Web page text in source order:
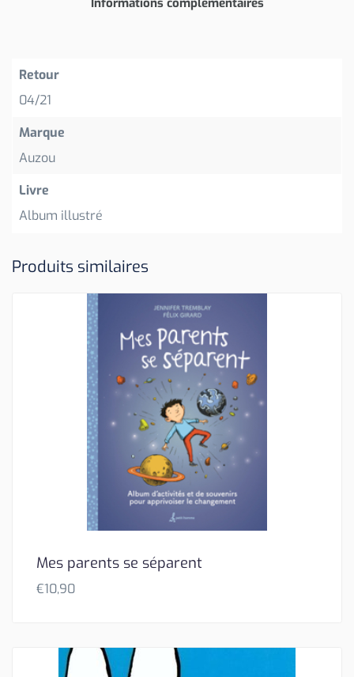
Retour
04/21
Marque
Auzou
Livre
Album illustré
Produits similaires
Mes parents se séparent
€10,90